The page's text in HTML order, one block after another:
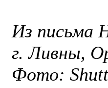
Из письма
г. Ливны,
Фото: